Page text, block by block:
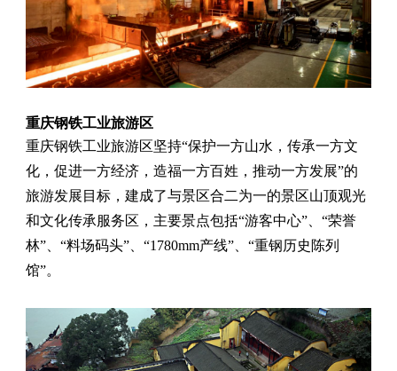
重庆钢铁工业旅游区
重庆钢铁工业旅游区坚持“保护一方山水，传承一方文
化，促进一方经济，造福一方百姓，推动一方发展”的
旅游发展目标，建成了与景区合二为一的景区山顶观光
和文化传承服务区，主要景点包括“游客中心”、“荣誉
林”、“料场码头”、“1780mm产线”、“重钢历史陈列
馆”。